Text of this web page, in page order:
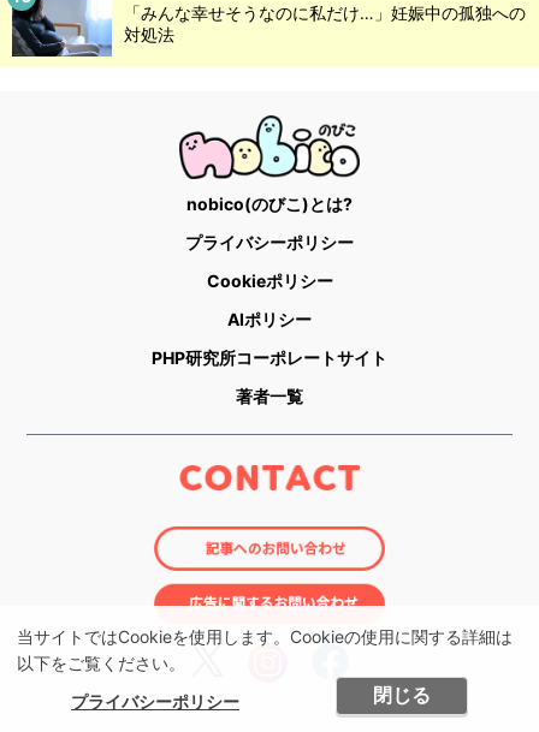
当サイトではCookieを使用します。Cookieの使用に関する詳細は
以下をご覧ください。
プライバシーポリシー
閉じる
「みんな幸せそうなのに私だけ…」妊娠中の孤独への
対処法
nobico(のびこ)とは?
プライバシーポリシー
Cookieポリシー
AIポリシー
PHP研究所コーポレートサイト
著者一覧